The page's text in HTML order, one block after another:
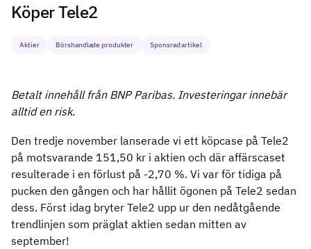
Köper Tele2
Aktier Börshandlade produkter Sponsrad artikel
Betalt innehåll från BNP Paribas. Investeringar innebär
alltid en risk.
Den tredje november lanserade vi ett köpcase på Tele2
på motsvarande 151,50 kr i aktien och där affärscaset
resulterade i en förlust på -2,70 %. Vi var för tidiga på
pucken den gången och har hållit ögonen på Tele2 sedan
dess. Först idag bryter Tele2 upp ur den nedåtgående
trendlinjen som präglat aktien sedan mitten av
september!